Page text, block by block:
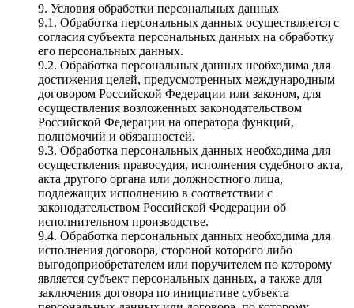
9. Условия обработки персональных данных
9.1. Обработка персональных данных осуществляется с
согласия субъекта персональных данных на обработку
его персональных данных.
9.2. Обработка персональных данных необходима для
достижения целей, предусмотренных международным
договором Российской Федерации или законом, для
осуществления возложенных законодательством
Российской Федерации на оператора функций,
полномочий и обязанностей.
9.3. Обработка персональных данных необходима для
осуществления правосудия, исполнения судебного акта,
акта другого органа или должностного лица,
подлежащих исполнению в соответствии с
законодательством Российской Федерации об
исполнительном производстве.
9.4. Обработка персональных данных необходима для
исполнения договора, стороной которого либо
выгодоприобретателем или поручителем по которому
является субъект персональных данных, а также для
заключения договора по инициативе субъекта